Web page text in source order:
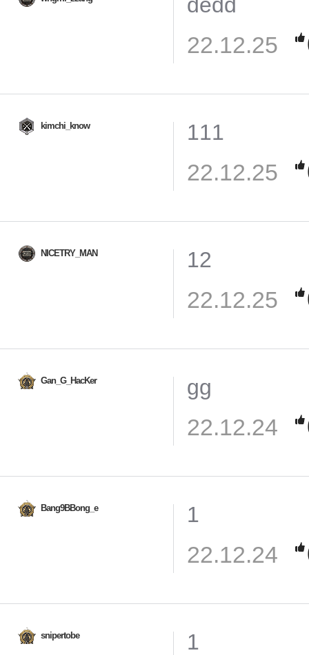
22.12.25
kimchi_know 111
22.12.25
NICETRY_MAN 12
22.12.25
Gan_G_HacKer gg
22.12.24
Bang9BBong_e 1
22.12.24
snipertobe 1